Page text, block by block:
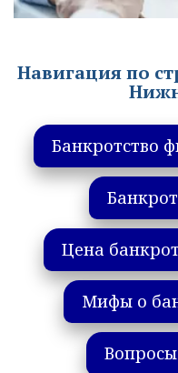
Навигация по
Банкротство
Цена
Мифы о